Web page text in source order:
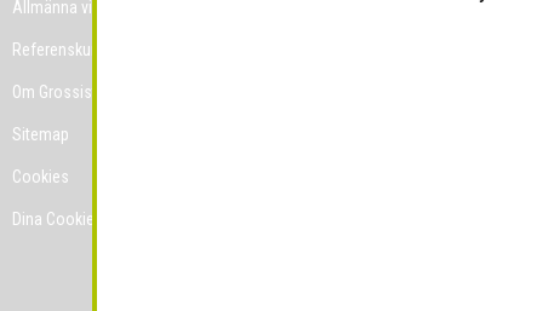
Allmänna villkor
Referenskunder
Om Grossist.se
Sitemap
Cookies
Dina Cookie-prefenser